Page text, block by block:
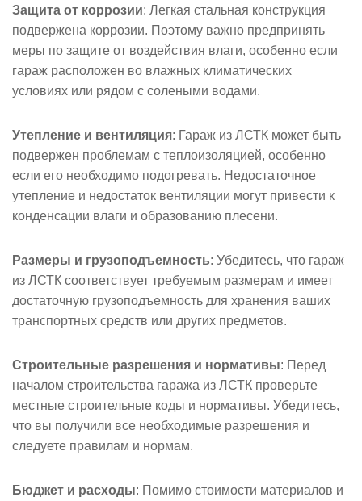
Защита от коррозии: Легкая стальная конструкция
подвержена коррозии. Поэтому важно предпринять
меры по защите от воздействия влаги, особенно если
гараж расположен во влажных климатических
условиях или рядом с солеными водами.
Утепление и вентиляция: Гараж из ЛСТК может быть
подвержен проблемам с теплоизоляцией, особенно
если его необходимо подогревать. Недостаточное
утепление и недостаток вентиляции могут привести к
конденсации влаги и образованию плесени.
Размеры и грузоподъемность: Убедитесь, что гараж
из ЛСТК соответствует требуемым размерам и имеет
достаточную грузоподъемность для хранения ваших
транспортных средств или других предметов.
Строительные разрешения и нормативы: Перед
началом строительства гаража из ЛСТК проверьте
местные строительные коды и нормативы. Убедитесь,
что вы получили все необходимые разрешения и
следуете правилам и нормам.
Бюджет и расходы: Помимо стоимости материалов и